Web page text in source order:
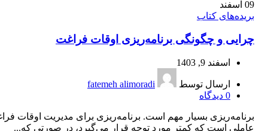
09 اسفند
بریده‌های کتاب
چرایی و چگونگی برنامه‌ریزی اوقات فراغت
اسفند 9, 1403
ارسال توسط
fatemeh alimoradi
0 دیدگاه
برنامه‌ریزی بسیار مهم است. برنامه‌ریزی برای مدیریت اوقات
عاملی است که کمتر مورد توجه قرار می‌گیرد، در صورتی ‌که...